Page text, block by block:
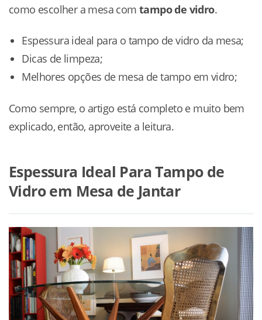
como escolher a mesa com tampo de vidro.
Espessura ideal para o tampo de vidro da mesa;
Dicas de limpeza;
Melhores opções de mesa de tampo em vidro;
Como sempre, o artigo está completo e muito bem
explicado, então, aproveite a leitura.
Espessura Ideal Para Tampo de
Vidro em Mesa de Jantar